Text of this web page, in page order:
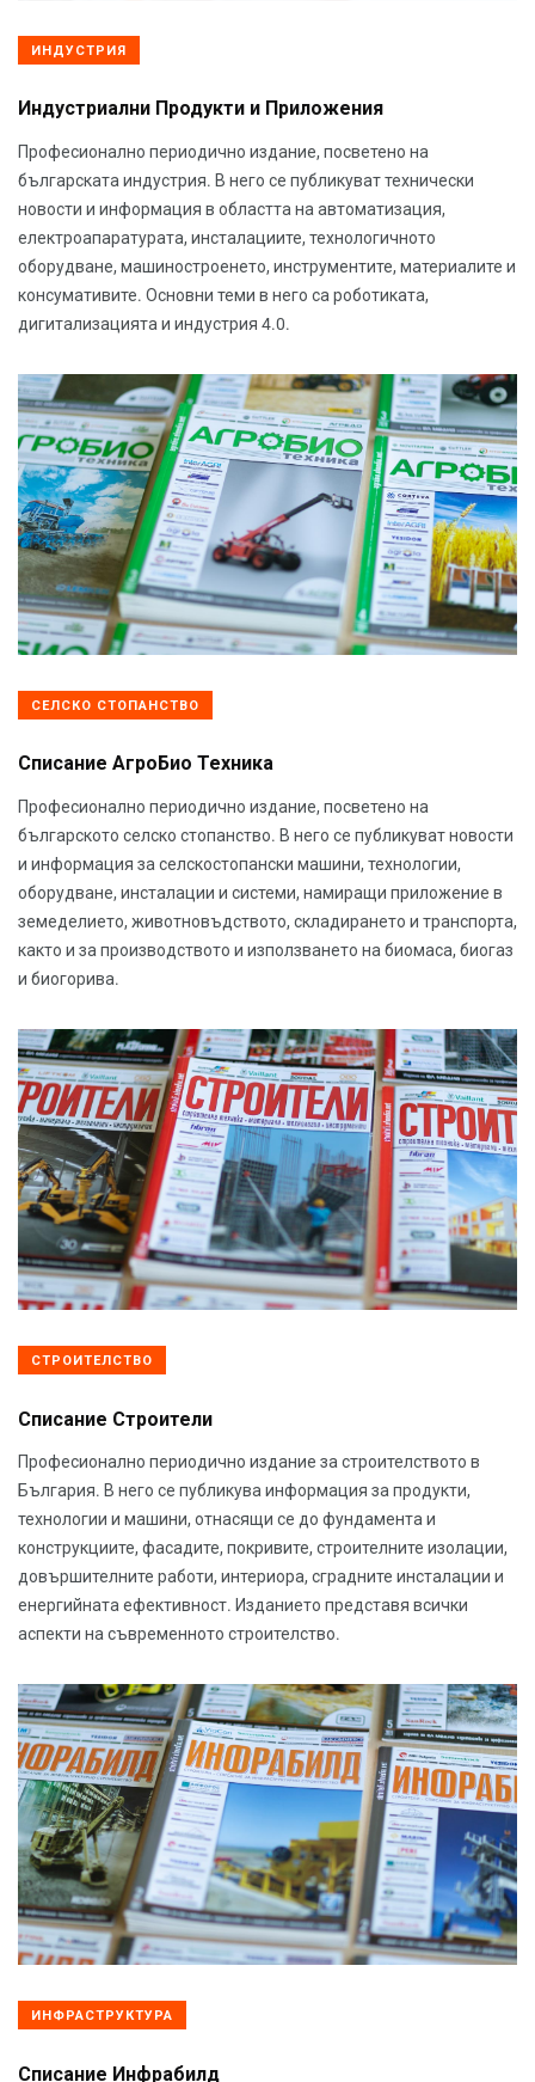
ИНДУСТРИЯ
Индустриални Продукти и Приложения
Професионално периодично издание, посветено на
българската индустрия. В него се публикуват технически
новости и информация в областта на автоматизация,
електроапаратурата, инсталациите, технологичното
оборудване, машиностроенето, инструментите, материалите и
консумативите. Основни теми в него са роботиката,
дигитализацията и индустрия 4.0.
СЕЛСКО СТОПАНСТВО
Списание АгроБио Техника
Професионално периодично издание, посветено на
българското селско стопанство. В него се публикуват новости
и информация за селскостопански машини, технологии,
оборудване, инсталации и системи, намиращи приложение в
земеделието, животновъдството, складирането и транспорта,
както и за производството и използването на биомаса, биогаз
и биогорива.
СТРОИТЕЛСТВО
Списание Строители
Професионално периодично издание за строителството в
България. В него се публикува информация за продукти,
технологии и машини, отнасящи се до фундамента и
конструкциите, фасадите, покривите, строителните изолации,
довършителните работи, интериора, сградните инсталации и
енергийната ефективност. Изданието представя всички
аспекти на съвременното строителство.
ИНФРАСТРУКТУРА
Списание Инфрабилд